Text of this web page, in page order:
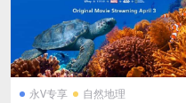
永V专享 自然地理